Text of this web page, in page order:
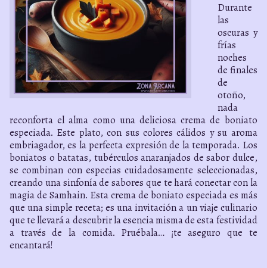
Durante
las
oscuras y
frías
noches
de finales
de
otoño,
nada
reconforta el alma como una deliciosa crema de boniato
especiada. Este plato, con sus colores cálidos y su aroma
embriagador, es la perfecta expresión de la temporada. Los
boniatos o batatas, tubérculos anaranjados de sabor dulce,
se combinan con especias cuidadosamente seleccionadas,
creando una sinfonía de sabores que te hará conectar con la
magia de Samhain. Esta crema de boniato especiada es más
que una simple receta; es una invitación a un viaje culinario
que te llevará a descubrir la esencia misma de esta festividad
a través de la comida. Pruébala… ¡te aseguro que te
encantará!